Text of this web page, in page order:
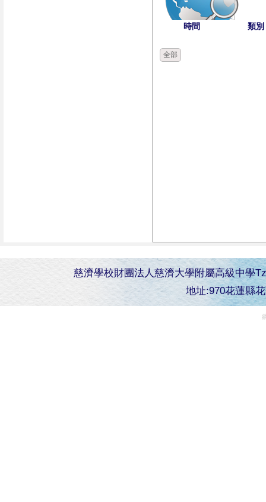
時間 類別
全部
慈濟學校財團法人慈濟大學附屬高級中學
地址:970花蓮縣